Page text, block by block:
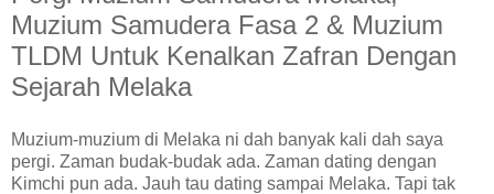
Muzium Samudera Fasa 2 & Muzium
TLDM Untuk Kenalkan Zafran Dengan
Sejarah Melaka
Muzium-muzium di Melaka ni dah banyak kali dah saya
pergi. Zaman budak-budak ada. Zaman dating dengan
Kimchi pun ada. Jauh tau dating sampai Melaka. Tapi tak